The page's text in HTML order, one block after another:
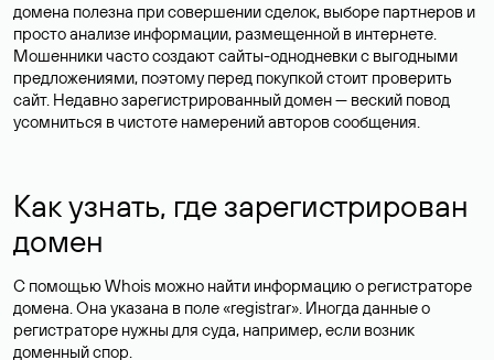
домена полезна при совершении сделок, выборе партнеров и
просто анализе информации, размещенной в интернете.
Мошенники часто создают сайты-однодневки с выгодными
предложениями, поэтому перед покупкой стоит проверить
сайт. Недавно зарегистрированный домен — веский повод
усомниться в чистоте намерений авторов сообщения.
Как узнать, где зарегистрирован
домен
С помощью Whois можно найти информацию о регистраторе
домена. Она указана в поле «registrar». Иногда данные о
регистраторе нужны для суда, например, если возник
доменный спор.